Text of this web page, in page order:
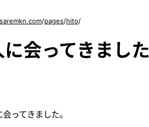
/pages/hito/
に会ってきました
会ってきました。